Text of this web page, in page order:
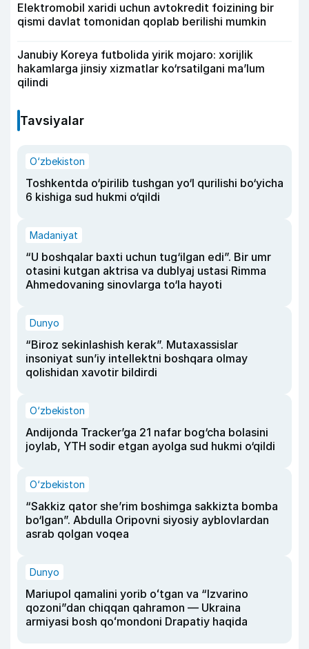
Elektromobil xaridi uchun avtokredit foizining bir
qismi davlat tomonidan qoplab berilishi mumkin
Janubiy Koreya futbolida yirik mojaro: xorijlik
hakamlarga jinsiy xizmatlar ko‘rsatilgani ma’lum
qilindi
Tavsiyalar
O‘zbekiston
Toshkentda o‘pirilib tushgan yo‘l qurilishi bo‘yicha
6 kishiga sud hukmi o‘qildi
Madaniyat
“U boshqalar baxti uchun tug‘ilgan edi”. Bir umr
otasini kutgan aktrisa va dublyaj ustasi Rimma
Ahmedovaning sinovlarga to‘la hayoti
Dunyo
“Biroz sekinlashish kerak”. Mutaxassislar
insoniyat sun’iy intellektni boshqara olmay
qolishidan xavotir bildirdi
O‘zbekiston
Andijonda Tracker’ga 21 nafar bog‘cha bolasini
joylab, YTH sodir etgan ayolga sud hukmi o‘qildi
O‘zbekiston
“Sakkiz qator she’rim boshimga sakkizta bomba
bo‘lgan”. Abdulla Oripovni siyosiy ayblovlardan
asrab qolgan voqea
Dunyo
Mariupol qamalini yorib oʻtgan va “Izvarino
qozoni”dan chiqqan qahramon — Ukraina
armiyasi bosh qoʻmondoni Drapatiy haqida